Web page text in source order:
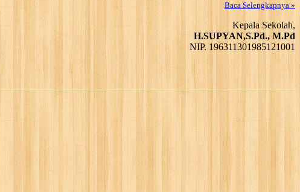
Baca Selengkapnya »
Kepala Sekolah,
H.SUPYAN,S.Pd., M.Pd
NIP. 196311301985121001